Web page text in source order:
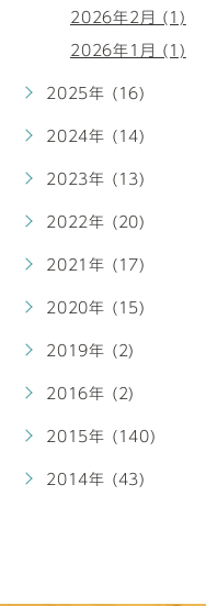
2026年2月 (1)
2026年1月 (1)
2025年 (16)
2024年 (14)
2023年 (13)
2022年 (20)
2021年 (17)
2020年 (15)
2019年 (2)
2016年 (2)
2015年 (140)
2014年 (43)